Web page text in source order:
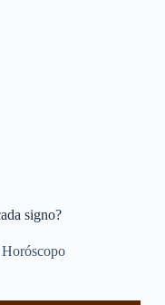
signo?
Horóscopo